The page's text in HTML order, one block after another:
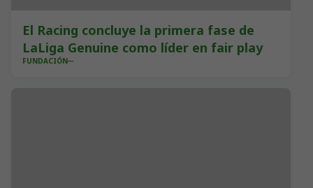
El Racing concluye la primera fase de
LaLiga Genuine como líder en fair play
FUNDACIÓN